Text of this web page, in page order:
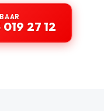
019 27 12